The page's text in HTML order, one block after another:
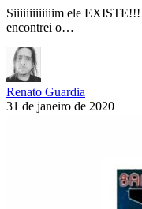
Siiiiiiiiiiiiim ele EXISTE!!!
encontrei o…
Renato Guardia
31 de janeiro de 2020